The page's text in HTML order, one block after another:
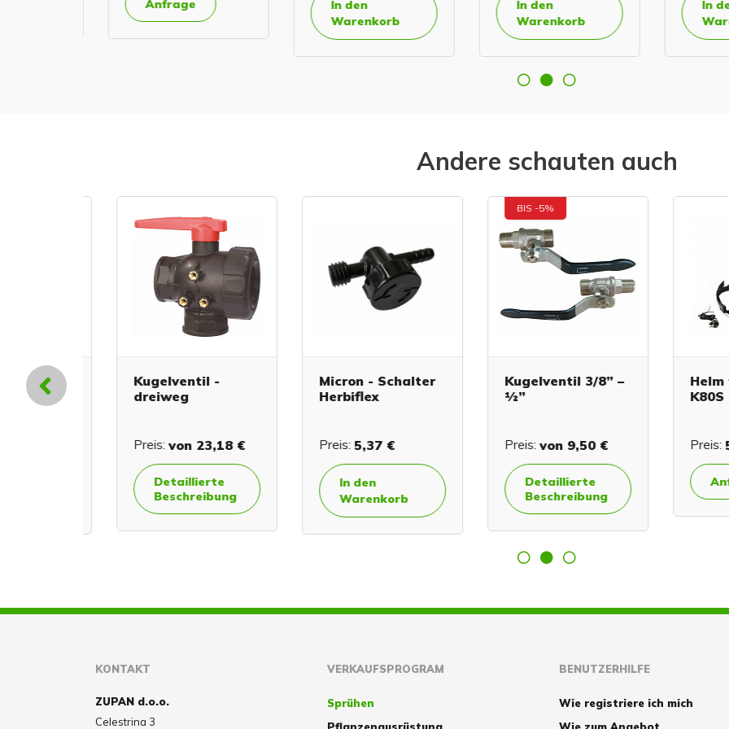
Anfrage
In den
Warenkorb
In den
Warenkorb
In den
Andere schauten auch
Kugelventil -
dreiweg
Preis: von23,18 €
Detaillierte
Beschreibung
Micron - Schalter
Herbiflex
Preis: 5,37 €
In den
Warenkorb
BIS -5%
Kugelventil 3/8” –
Preis: von9,50 €
Detaillierte
Beschreibung
Helm
K80S T9
Preis:
KONTAKT
ZUPAN d.o.o.
Celestrina 3
VERKAUFSPROGRAM
Sprühen
BENUTZERHILFE
Wie registriere ich mich